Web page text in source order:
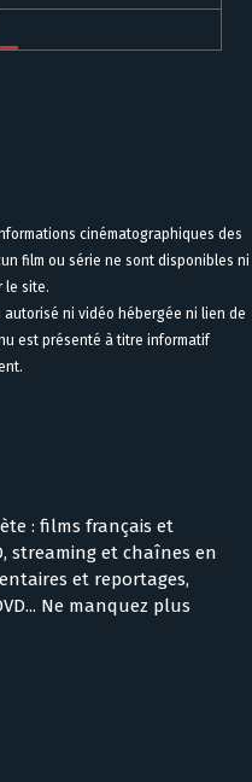
cinématographiques des
film ou série ne sont disponibles ni
le site.
ni vidéo hébergée ni lien de
est présenté à titre informatif
: films français et
streaming et chaînes en
et reportages,
Ne manquez plus